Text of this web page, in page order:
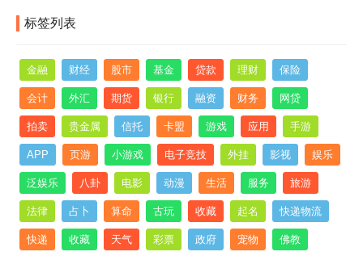
标签列表
金融 财经 股市 基金 贷款 理财 保险
会计 外汇 期货 银行 融资 财务 网贷
拍卖 贵金属 信托 卡盟 游戏 应用 手游
APP 页游 小游戏 电子竞技 外挂 影视 娱乐
泛娱乐 八卦 电影 动漫 生活 服务 旅游
法律 占卜 算命 古玩 收藏 起名 快递物流
快递 收藏 天气 彩票 政府 宠物 佛教